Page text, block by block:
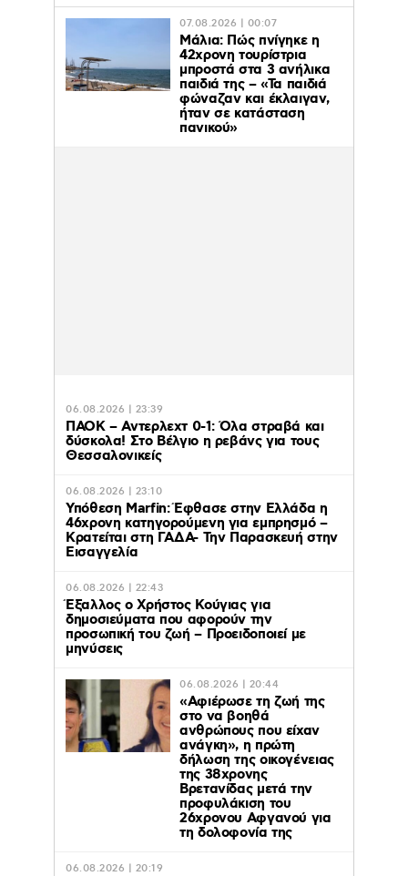
07.08.2026 | 00:07
Μάλια: Πώς πνίγηκε η
42χρονη τουρίστρια
μπροστά στα 3 ανήλικα
παιδιά της – «Τα παιδιά
φώναζαν και έκλαιγαν,
ήταν σε κατάσταση
πανικού»
06.08.2026 | 23:39
ΠΑΟΚ – Αντερλεχτ 0-1: Όλα στραβά και
δύσκολα! Στο Βέλγιο η ρεβάνς για τους
Θεσσαλονικείς
06.08.2026 | 23:10
Υπόθεση Marfin: Έφθασε στην Ελλάδα η
46χρονη κατηγορούμενη για εμπρησμό –
Κρατείται στη ΓΑΔΑ- Την Παρασκευή στην
Εισαγγελία
06.08.2026 | 22:43
Έξαλλος ο Χρήστος Κούγιας για
δημοσιεύματα που αφορούν την
προσωπική του ζωή – Προειδοποιεί με
μηνύσεις
06.08.2026 | 20:44
«Αφιέρωσε τη ζωή της
στο να βοηθά
ανθρώπους που είχαν
ανάγκη», η πρώτη
δήλωση της οικογένειας
της 38χρονης
Βρετανίδας μετά την
προφυλάκιση του
26χρονου Αφγανού για
τη δολοφονία της
06.08.2026 | 20:19